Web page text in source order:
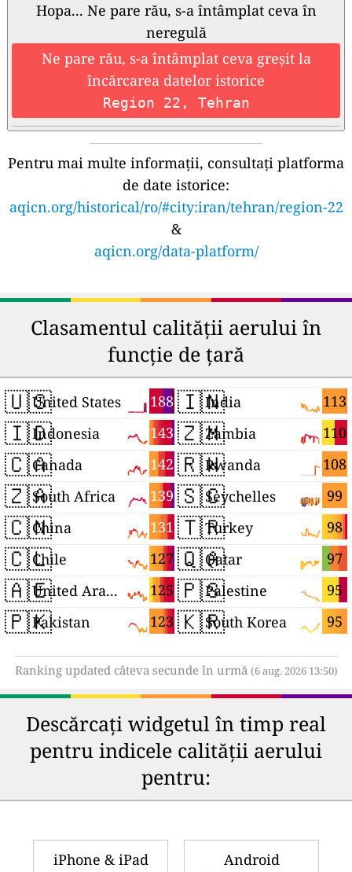
Hopa... Ne pare rău, s-a întâmplat ceva în
neregulă
Ne pare rău, s-a întâmplat ceva greșit la
încărcarea datelor istorice
Region 22, Tehran
Pentru mai multe informații, consultați platforma
de date istorice:
aqicn.org/historical/ro/#city:iran/tehran/region-22
&
aqicn.org/data-platform/
Clasamentul calității aerului în
funcție de țară
🇺🇸 188
United States
🇮🇩 143
Indonesia
🇨🇦 142
Canada
🇿🇦 139
South Africa
🇨🇳 131
China
🇨🇱 127
Chile
🇦🇪 125
United Arab Emirates
🇵🇰 123
Pakistan
🇮🇳 113
India
🇿🇲 110
Zambia
🇷🇼 108
Rwanda
🇸🇨 99
Seychelles
🇹🇷 98
Turkey
🇶🇦 97
Qatar
🇵🇸 95
Palestine
🇰🇷 95
South Korea
Ranking updated câteva secunde în urmă (6 aug. 2026 13:50)
Descărcați widgetul în timp real
pentru indicele calității aerului
pentru:
iPhone & iPad Android